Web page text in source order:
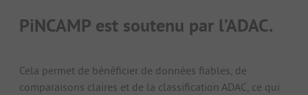
PiNCAMP est soutenu par l’ADAC.
Cela permet de bénéficier de données fiables, de
comparaisons claires et de la classification ADAC, ce qui